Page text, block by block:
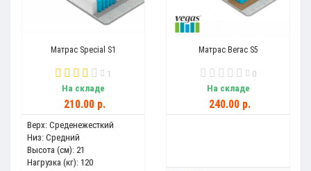
Матрас Special S1
1
На складе
210.00 р.
Верх: Среденежесткий
Низ: Средний
Высота (см): 21
Нагрузка (кг): 120
Матрас Вегас S5
0
На складе
240.00 р.